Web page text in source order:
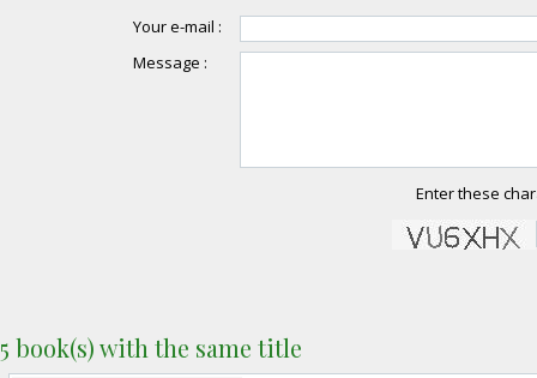
Your e-mail :
Message :
Enter these
5 book(s) with the same title